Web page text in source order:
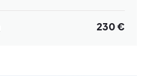
230 €